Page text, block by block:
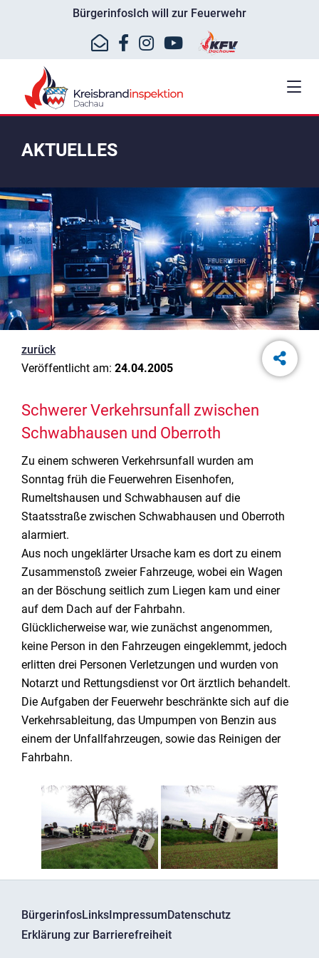
BürgerinfosIch will zur Feuerwehr
AKTUELLES
zurück
Veröffentlicht am: 24.04.2005
Schwerer Verkehrsunfall zwischen
Schwabhausen und Oberroth
Zu einem schweren Verkehrsunfall wurden am
Sonntag früh die Feuerwehren Eisenhofen,
Rumeltshausen und Schwabhausen auf die
Staatsstraße zwischen Schwabhausen und Oberroth
alarmiert.
Aus noch ungeklärter Ursache kam es dort zu einem
Zusammenstoß zweier Fahrzeuge, wobei ein Wagen
an der Böschung seitlich zum Liegen kam und einer
auf dem Dach auf der Fahrbahn.
Glücklicherweise war, wie zunächst angenommen,
keine Person in den Fahrzeugen eingeklemmt, jedoch
erlitten drei Personen Verletzungen und wurden von
Notarzt und Rettungsdienst vor Ort ärztlich behandelt.
Die Aufgaben der Feuerwehr beschränkte sich auf die
Verkehrsableitung, das Umpumpen von Benzin aus
einem der Unfallfahrzeugen, sowie das Reinigen der
Fahrbahn.
BürgerinfosLinksImpressumDatenschutz
Erklärung zur Barrierefreiheit